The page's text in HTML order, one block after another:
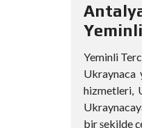
Yeminli
Ukraynaca
hizmetleri,
bir şekilde